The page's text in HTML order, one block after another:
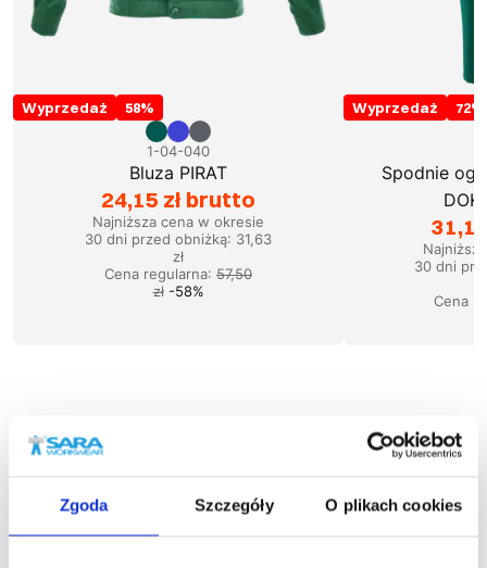
Zgoda Szczegóły O plikach cookies
Wyprzedaż 58%
1-04-040
Bluza PIRAT
24,15 zł brutto
Najniższa cena w okresie
30 dni przed obniżką: 31,63
zł
Cena regularna: 57,50
zł -58%
Wyprzedaż 72%
Spodnie
30 dni
Cena
Podobne produkty